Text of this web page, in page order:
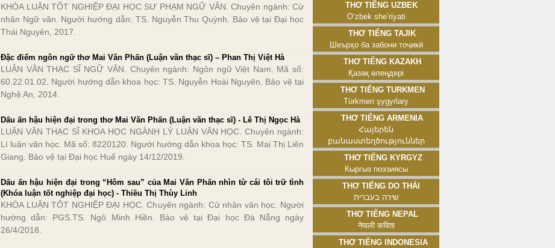
KHÓA LUẬN TỐT NGHIỆP ĐẠI HỌC SƯ PHẠM NGỮ VĂN. Chuyên ngành: Cử
nhân Ngữ văn. Người hướng dẫn: TS. Nguyễn Thu Quỳnh. Bảo vệ tại Đại học
Thái Nguyên, 2017.
Đặc điểm ngôn ngữ thơ Mai Văn Phấn (Luận văn thạc sĩ) – Phan Thị Việt Hà
LUẬN VĂN THẠC SĨ NGỮ VĂN. Chuyên ngành: Ngôn ngữ Việt Nam. Mã số:
60.22.01.02. Người hướng dẫn khoa học: TS. Nguyễn Hoài Nguyên. Bảo vệ tại
Nghệ An, 2014.
Dấu ấn hậu hiện đại trong thơ Mai Văn Phấn (Luận văn thạc sĩ) - Lê Thị Ngọc Hà
LUẬN VĂN THẠC SĨ KHOA HỌC NGÀNH LÝ LUẬN VĂN HỌC. Chuyên ngành:
Lí luận văn học. Mã số: 8220120. Người hướng dẫn khoa học: TS. Mai Thị Liên
Giang. Bảo vệ tại Đại học Huế ngày 14/12/2019.
Dấu ấn hậu hiện đại trong “Hôm sau” của Mai Văn Phấn nhìn từ cái tôi trữ tình
(Khóa luận tốt nghiệp đại học) - Thiều Thị Thùy Linh
KHÓA LUẬN TỐT NGHIỆP ĐẠI HỌC. Chuyên ngành: Cử nhân văn học. Người
hướng dẫn: PGS.TS. Ngô Minh Hiền. Bảo vệ tại Đại học Đà Nẵng ngày
26/4/2018.
Thơ tiếng Uzbek
Oʻzbek sheʼriyati
Thơ tiếng Tajik
Шеърҳо ба забони тоҷикӣ
Thơ tiếng Kazakh
Қазақ өлеңдері
Thơ tiếng Turkmen
Türkmen şygyrlary
Thơ tiếng Armenia
Հայերեն
բանաստեղծություններ
Thơ tiếng Kyrgyz
Кыргыз поэзиясы
Thơ tiếng Do Thái
שירה בעברית
Thơ tiếng Nepal
नेपाली कविता
Thơ tiếng Indonesia